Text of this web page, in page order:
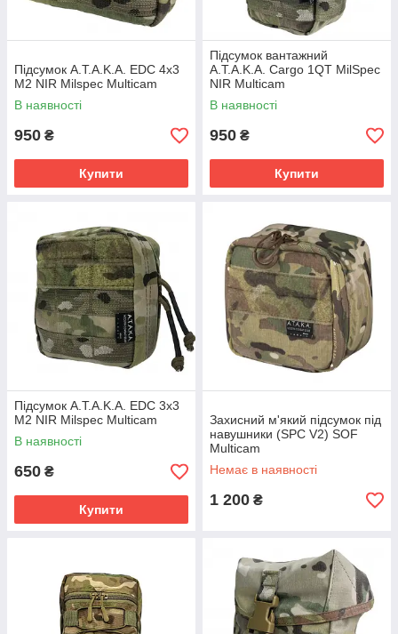
Підсумок A.T.A.K.A. EDC 4х3
М2 NIR Milspec Multicam
В наявності
950 ₴
Купити
Підсумок вантажний
A.T.A.K.A. Cargo 1QT MilSpec
NIR Multicam
В наявності
950 ₴
Купити
Підсумок A.T.A.K.A. EDC 3х3
М2 NIR Milspec Multicam
В наявності
650 ₴
Купити
Захисний м'який підсумок під
навушники (SPC V2) SOF
Multicam
Немає в наявності
1 200 ₴